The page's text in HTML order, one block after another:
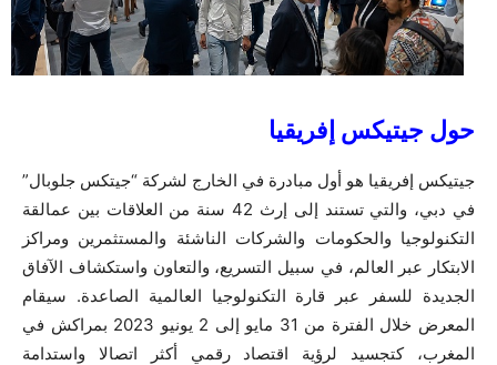
حول جيتيكس إفريقيا
جيتيكس إفريقيا هو أول مبادرة في الخارج لشركة “جيتكس جلوبال”
في دبي، والتي تستند إلى إرث 42 سنة من العلاقات بين عمالقة
التكنولوجيا والحكومات والشركات الناشئة والمستثمرين ومراكز
الابتكار عبر العالم، في سبيل التسريع، والتعاون واستكشاف الآفاق
الجديدة للسفر عبر قارة التكنولوجيا العالمية الصاعدة. سيقام
المعرض خلال الفترة من 31 مايو إلى 2 يونيو 2023 بمراكش في
المغرب، كتجسيد لرؤية اقتصاد رقمي أكثر اتصالا واستدامة